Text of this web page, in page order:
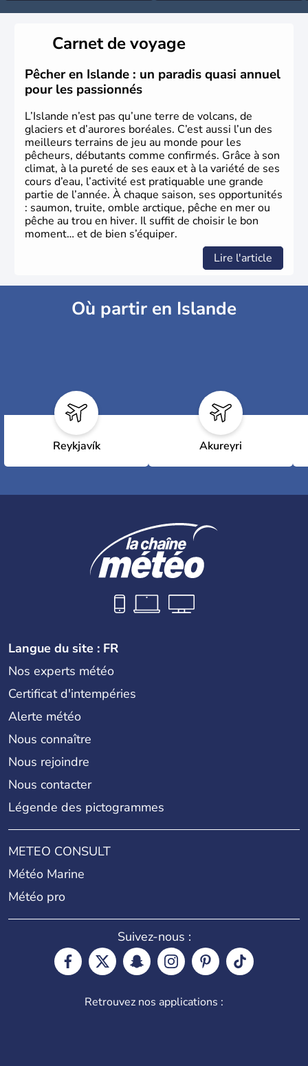
Carnet de voyage
Pêcher en Islande : un paradis quasi annuel
pour les passionnés
L’Islande n’est pas qu’une terre de volcans, de
glaciers et d’aurores boréales. C’est aussi l’un des
meilleurs terrains de jeu au monde pour les
pêcheurs, débutants comme confirmés. Grâce à son
climat, à la pureté de ses eaux et à la variété de ses
cours d’eau, l’activité est pratiquable une grande
partie de l’année. À chaque saison, ses opportunités
: saumon, truite, omble arctique, pêche en mer ou
pêche au trou en hiver. Il suffit de choisir le bon
moment… et de bien s’équiper.
Lire l'article
Où partir en Islande
Reykjavík Akureyri
Langue du site : FR
Nos experts météo
Certificat d'intempéries
Alerte météo
Nous connaître
Nous rejoindre
Nous contacter
Légende des pictogrammes
METEO CONSULT
Météo Marine
Météo pro
Suivez-nous :
Retrouvez nos applications :